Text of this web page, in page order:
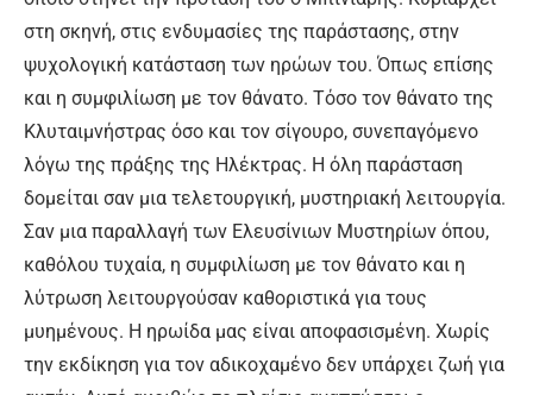
στη σκηνή, στις ενδυμασίες της παράστασης, στην
ψυχολογική κατάσταση των ηρώων του. Όπως επίσης
και η συμφιλίωση με τον θάνατο. Τόσο τον θάνατο της
Κλυταιμνήστρας όσο και τον σίγουρο, συνεπαγόμενο
λόγω της πράξης της Ηλέκτρας. Η όλη παράσταση
δομείται σαν μια τελετουργική, μυστηριακή λειτουργία.
Σαν μια παραλλαγή των Ελευσίνιων Μυστηρίων όπου,
καθόλου τυχαία, η συμφιλίωση με τον θάνατο και η
λύτρωση λειτουργούσαν καθοριστικά για τους
μυημένους. Η ηρωίδα μας είναι αποφασισμένη. Χωρίς
την εκδίκηση για τον αδικοχαμένο δεν υπάρχει ζωή για